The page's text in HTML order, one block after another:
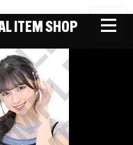
ITEM SHOP